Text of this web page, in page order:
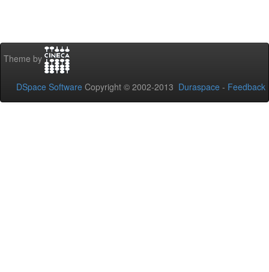
Theme by
DSpace Software Copyright © 2002-2013 Duraspace - Feedback